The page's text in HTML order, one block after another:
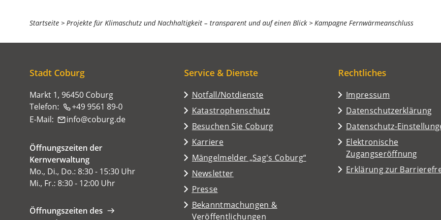
Sie
befinden
hier:
Startseite Projekte für Klimaschutz und Nachhaltigkeit – transparent und auf einen Blick Kampagne Fernwärmeanschluss
Stadt Coburg
Markt 1, 96450 Coburg
Telefon:
+49 9561 89-0
E-Mail:
info coburg de
Öffnungszeiten der
Kernverwaltung
Mo., Di., Do.: 8:30 - 15:30 Uhr
Mi., Fr.: 8:30 - 12:00 Uhr
Öffnungszeiten des
Service & Dienste
Notfall/Notdienste
Katastrophenschutz
Besuchen Sie Coburg
(Öffnet
in
neuen
Tab)
Karriere
Mängelmelder „Sag's Coburg“
(Öffnet
in
neuen
Tab)
Newsletter
Presse
Bekanntmachungen &
Veröffentlichungen
Rechtliches
Impressum
Datenschutzerklärung
Datenschutz-
Elektronische
Zugangseröffnung
Erklärung zur